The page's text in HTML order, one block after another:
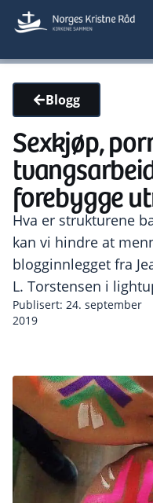
Blogg
Sexkjøp,
forebygge
Hva er strukturene
kan vi hindre at
blogginnlegget fra
L. Torstensen i
Publisert: 24. september
2019